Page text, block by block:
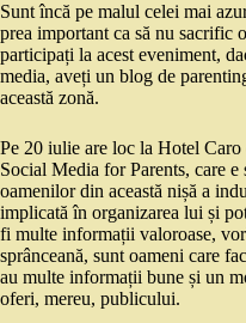
Sunt încă pe malul celei mai
prea important ca să nu sacrific
participați la acest eveniment,
media, aveți un blog de
această zonă.
Pe 20 iulie are loc la Hotel
Social Media for Parents, care
oamenilor din această nișă a
implicată în organizarea lui și
fi multe informații valoroase,
sprânceană, sunt oameni care
au multe informații bune și un
oferi, mereu, publicului.